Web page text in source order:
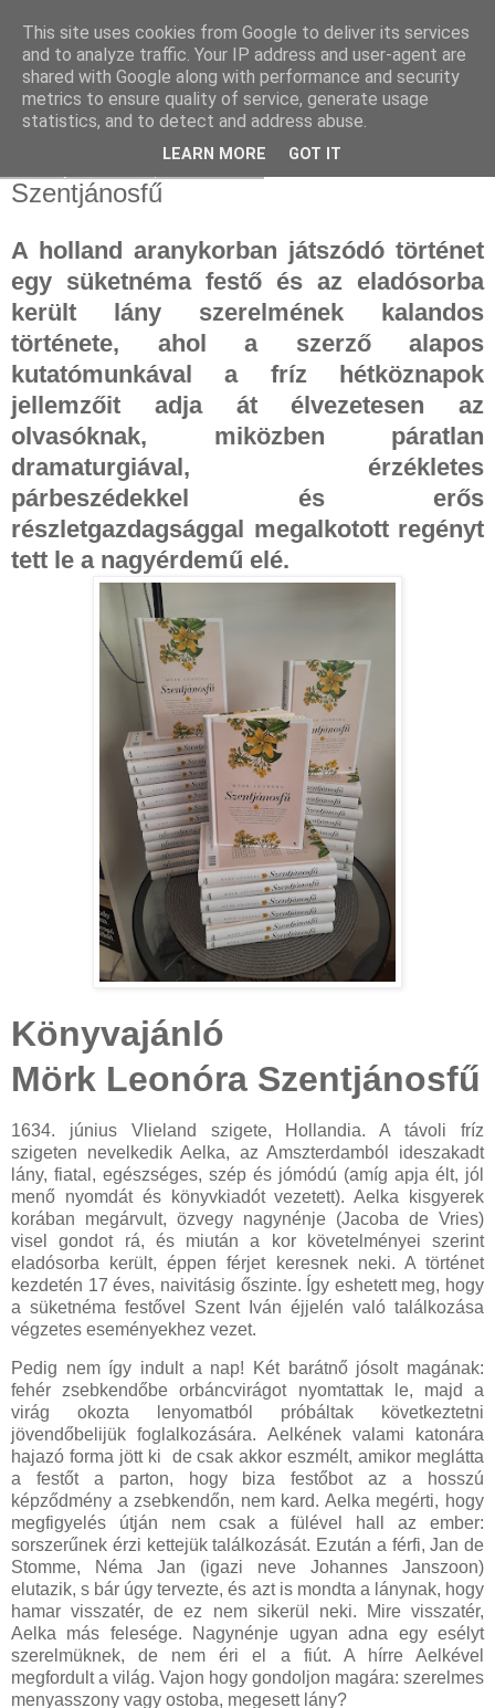
Szentjánosfű
A holland aranykorban játszódó történet
egy süketnéma festő és az eladósorba
került lány szerelmének kalandos
története, ahol a szerző alapos
kutatómunkával a fríz hétköznapok
jellemzőit adja át élvezetesen az
olvasóknak, miközben páratlan
dramaturgiával, érzékletes
párbeszédekkel és erős
részletgazdagsággal megalkotott regényt
tett le a nagyérdemű elé.
Könyvajánló
Mörk Leonóra Szentjánosfű
1634. június Vlieland szigete, Hollandia. A távoli fríz
szigeten nevelkedik Aelka, az Amszterdamból ideszakadt
lány, fiatal, egészséges, szép és jómódú (amíg apja élt, jól
menő nyomdát és könyvkiadót vezetett). Aelka kisgyerek
korában megárvult, özvegy nagynénje (Jacoba de Vries)
visel gondot rá, és miután a kor követelményei szerint
eladósorba került, éppen férjet keresnek neki. A történet
kezdetén 17 éves, naivitásig őszinte. Így eshetett meg, hogy
a süketnéma festővel Szent Iván éjjelén való találkozása
végzetes eseményekhez vezet.
Pedig nem így indult a nap! Két barátnő jósolt magának:
fehér zsebkendőbe orbáncvirágot nyomtattak le, majd a
virág okozta lenyomatból próbáltak következtetni
jövendőbelijük foglalkozására. Aelkének valami katonára
hajazó forma jött ki de csak akkor eszmélt, amikor meglátta
a festőt a parton, hogy biza festőbot az a hosszú
képződmény a zsebkendőn, nem kard. Aelka megérti, hogy
megfigyelés útján nem csak a fülével hall az ember:
sorszerűnek érzi kettejük találkozását. Ezután a férfi, Jan de
Stomme, Néma Jan (igazi neve Johannes Janszoon)
elutazik, s bár úgy tervezte, és azt is mondta a lánynak, hogy
hamar visszatér, de ez nem sikerül neki. Mire visszatér,
Aelka más felesége. Nagynénje ugyan adna egy esélyt
szerelmüknek, de nem éri el a fiút. A hírre Aelkével
megfordult a világ. Vajon hogy gondoljon magára: szerelmes
menyasszony vagy ostoba, megesett lány?
This site uses cookies from Google to deliver its services
and to analyze traffic. Your IP address and user-agent are
shared with Google along with performance and security
metrics to ensure quality of service, generate usage
statistics, and to detect and address abuse.
LEARN MORE GOT IT